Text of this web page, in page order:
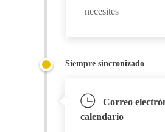
necesites
Correo
calendario
Siempre sincronizado